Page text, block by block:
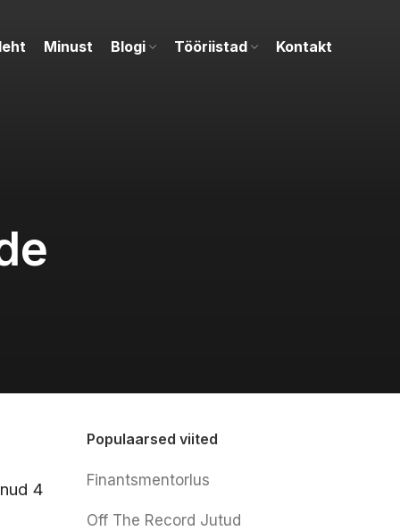
Minust Blogi Tööriistad Kontakt
4
Populaarsed viited
Finantsmentorlus
Off The Record Jutud